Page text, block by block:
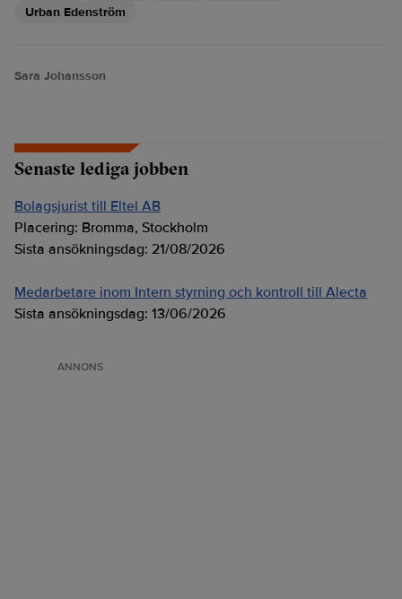
Urban Edenström
Sara Johansson
Senaste lediga jobben
Bolagsjurist till Eltel AB
Placering: Bromma, Stockholm
Sista ansökningsdag: 21/08/2026
Medarbetare inom Intern styrning och kontroll till Alecta
Sista ansökningsdag: 13/06/2026
ANNONS